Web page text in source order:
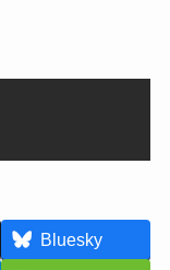
Bluesky